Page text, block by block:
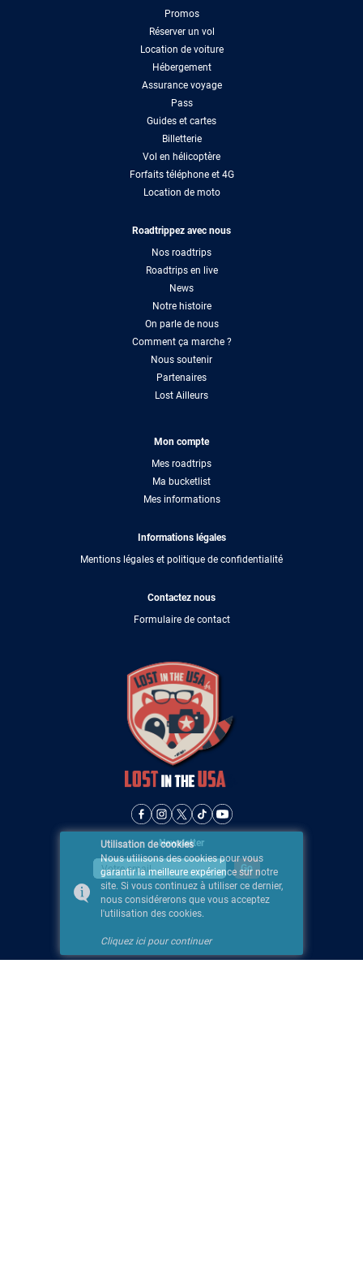
Promos
Réserver un vol
Location de voiture
Hébergement
Assurance voyage
Pass
Guides et cartes
Billetterie
Vol en hélicoptère
Forfaits téléphone et 4G
Location de moto
Roadtrippez avec nous
Nos roadtrips
Roadtrips en live
News
Notre histoire
On parle de nous
Comment ça marche ?
Nous soutenir
Partenaires
Lost Ailleurs
Mon compte
Mes roadtrips
Ma bucketlist
Mes informations
Informations légales
Mentions légales et politique de confidentialité
Contactez nous
Formulaire de contact
Newsletter
Utilisation de cookies
Nous utilisons des cookies pour vous
garantir la meilleure expérience sur notre
site. Si vous continuez à utiliser ce dernier,
nous considérerons que vous acceptez
l'utilisation des cookies.
Cliquez ici pour continuer